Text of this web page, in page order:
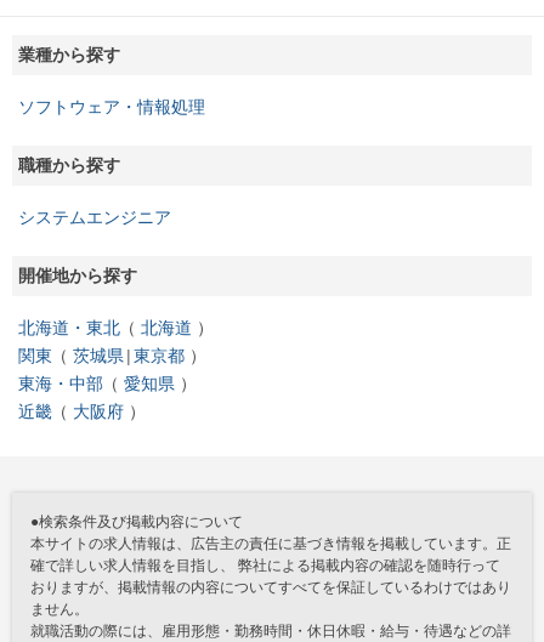
業種から探す
ソフトウェア・情報処理
職種から探す
システムエンジニア
開催地から探す
北海道・東北
北海道
関東
茨城県 東京都
東海・中部
愛知県
近畿
大阪府
●検索条件及び掲載内容について
本サイトの求人情報は、広告主の責任に基づき情報を掲載しています。正
確で詳しい求人情報を目指し、 弊社による掲載内容の確認を随時行って
おりますが、掲載情報の内容についてすべてを保証しているわけではあり
ません。
就職活動の際には、雇用形態・勤務時間・休日休暇・給与・待遇などの詳